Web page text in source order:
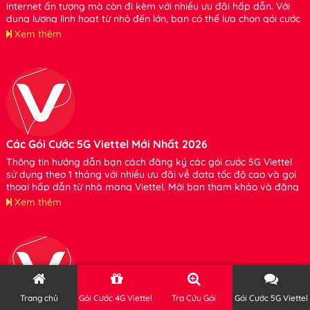
internet ấn tượng mà còn đi kèm với nhiều ưu đãi hấp dẫn. Với
dung lượng linh hoạt từ nhỏ đến lớn, bạn có thể lựa chọn gói cước
phù hợp với nhu cầu của mình mà không cần lo lắng về việc tiêu
Xem thêm
Các Gói Cước 5G Viettel Mới Nhất 2026
Thông tin hướng dẫn bạn cách đăng ký các gói cước 5G Viettel
sử dụng theo 1 tháng với nhiều ưu đãi về data tốc độ cao và gọi
thoại hấp dẫn từ nhà mạng Viettel. Mời bạn tham khảo và đăng
ký sử dụng nhé
Xem thêm
Trang chủ Gói Cước 4G Viettel Tra Cứu Gói Gói Cước 5G Viettel